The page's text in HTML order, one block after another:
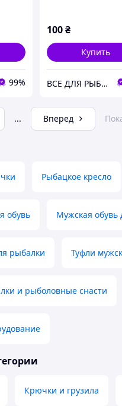
99%
100₴
Купить
ВСЕ ДЛЯ РЫБАЛКИ
... Вперед
Рыбацкое кресло
обувь Мужская обувь
рыбалки Туфли
и рыболовные снасти
Крючки и грузила